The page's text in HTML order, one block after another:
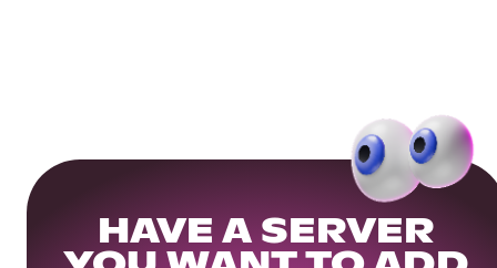
HAVE A SERVER